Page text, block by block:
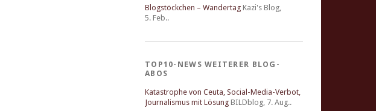
Blogstöckchen – Wandertag Kazi's Blog,
5. Feb..
TOP10-NEWS WEITERER BLOG-
ABOS
Katastrophe von Ceuta, Social-Media-Verbot,
Journalismus mit Lösung BILDblog, 7. Aug..